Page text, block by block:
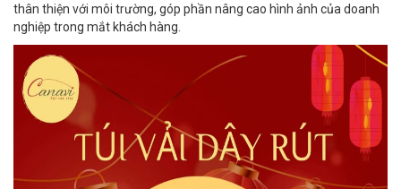
thân thiện với môi trường, góp phần nâng cao hình ảnh của doanh
nghiệp trong mắt khách hàng.